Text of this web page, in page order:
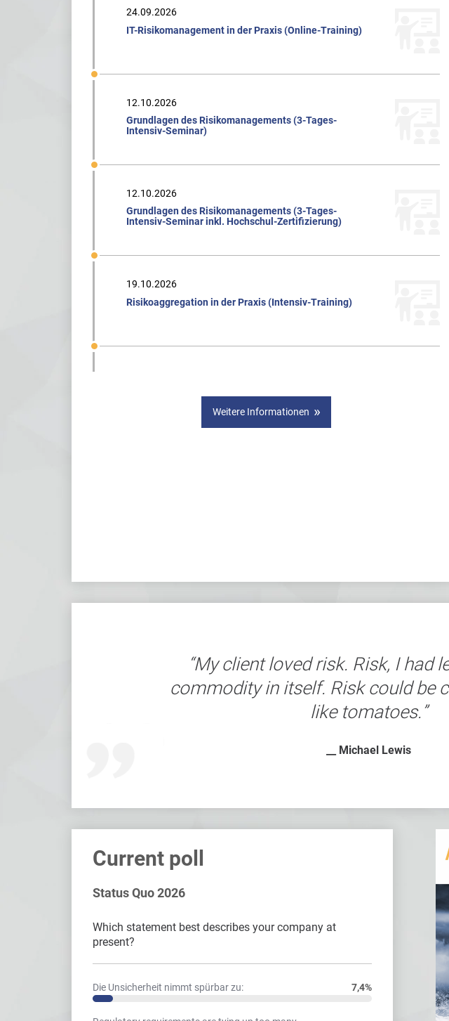
24.09.2026
IT-Risikomanagement in der Praxis (Online-Training)
12.10.2026
Grundlagen des Risikomanagements (3-Tages-
Intensiv-Seminar)
12.10.2026
Grundlagen des Risikomanagements (3-Tages-
Intensiv-Seminar inkl. Hochschul-Zertifizierung)
19.10.2026
Risikoaggregation in der Praxis (Intensiv-Training)
Weitere Informationen
My client loved risk. Risk, I had
commodity in itself. Risk could be
like tomatoes.
__ Michael Lewis
Current poll
Status Quo 2026
Which statement best describes your company at
present?
Die Unsicherheit nimmt spürbar zu: 7,4%